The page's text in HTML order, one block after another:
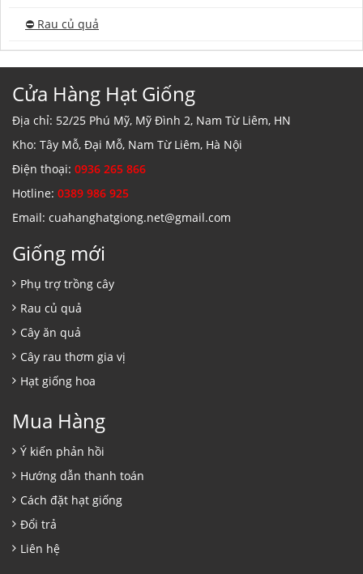
⛔️ Rau củ quả
Cửa Hàng Hạt Giống
Địa chỉ: 52/25 Phú Mỹ, Mỹ Đình 2, Nam Từ Liêm, HN
Kho: Tây Mỗ, Đại Mỗ, Nam Từ Liêm, Hà Nội
Điện thoại: 0936 265 866
Hotline: 0389 986 925
Email: cuahanghatgiong.net@gmail.com
Giống mới
Phụ trợ trồng cây
Rau củ quả
Cây ăn quả
Cây rau thơm gia vị
Hạt giống hoa
Mua Hàng
Ý kiến phản hồi
Hướng dẫn thanh toán
Cách đặt hạt giống
Đổi trả
Liên hệ